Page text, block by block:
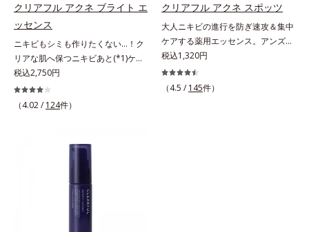
クリアフル アクネ ブライト エ
ッセンス
ニキビもシミも作りたくない…！ク
リアな肌へ保つニキビあと(*1)ケア
(*2)美容液。クリアな肌へ保つ、ニ
キビあと(*1)ケア(*2)美容液です。
ニキビあとをケアしてシミを予防す
(*3)でシミとソバカスを防ぎ、和漢
植物由来成分とコラーゲンでニキ
ビ・肌荒れ予防と保湿にアプローチ
します。こっくりテクスチャーが肌
の上でほぐれてするっとなじみ、ベ
タつかず、みずみずしさとなめらか
税込2,750円
（4.02 / 124件）
クリアフル アクネ スポッツ
大人ニキビの進行を防ぎ速攻＆集中
ケアする薬用エッセンス。アンズ果
汁が角層をやわらかくほぐして、毛
穴づまりを防ぎ、薬用成分を素早く
浸透させます。さらにイオウ、グリ
税込1,320円
（4.5 / 145件）